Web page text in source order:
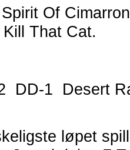
Of
That Cat.
DD-1 Desert
løpet